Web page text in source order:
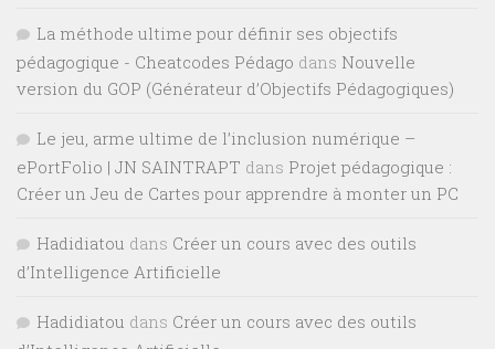
La méthode ultime pour définir ses objectifs
pédagogique - Cheatcodes Pédago dans Nouvelle
version du GOP (Générateur d’Objectifs Pédagogiques)
Le jeu, arme ultime de l’inclusion numérique –
ePortFolio | JN SAINTRAPT dans Projet pédagogique :
Créer un Jeu de Cartes pour apprendre à monter un PC
Hadidiatou dans Créer un cours avec des outils
d’Intelligence Artificielle
Hadidiatou dans Créer un cours avec des outils